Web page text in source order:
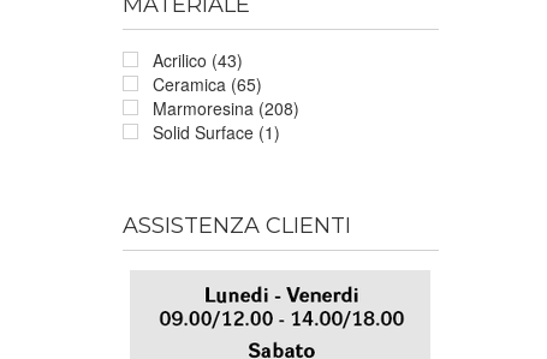
Acrilico (43)
Ceramica (65)
Marmoresina (208)
Solid Surface (1)
ASSISTENZA CLIENTI